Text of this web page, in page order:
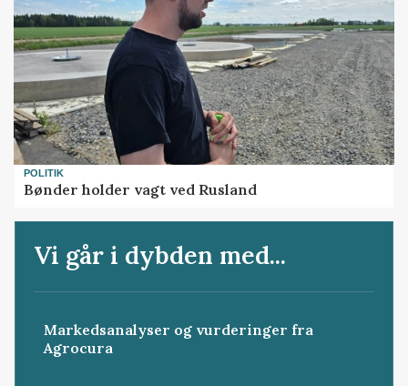
POLITIK
Bønder holder vagt ved Rusland
Vi går i dybden med...
Markedsanalyser og vurderinger fra
Agrocura